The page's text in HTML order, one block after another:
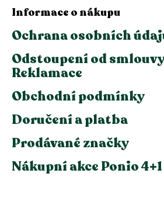
Informace o nákupu
Ochrana osobních
Odstoupení od
Reklamace
Obchodní podmínky
Doručení a platba
Prodávané značky
Nákupní akce Ponio